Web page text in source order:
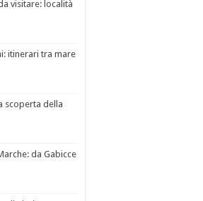
visitare: località
itinerari tra mare
scoperta della
da Gabicce